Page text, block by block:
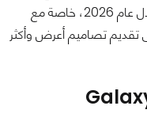
تطور تصميمات الهواتف القابلة للطي خلال عام 2026، خاصة مع
تقديم تصاميم أعرض وأكثر